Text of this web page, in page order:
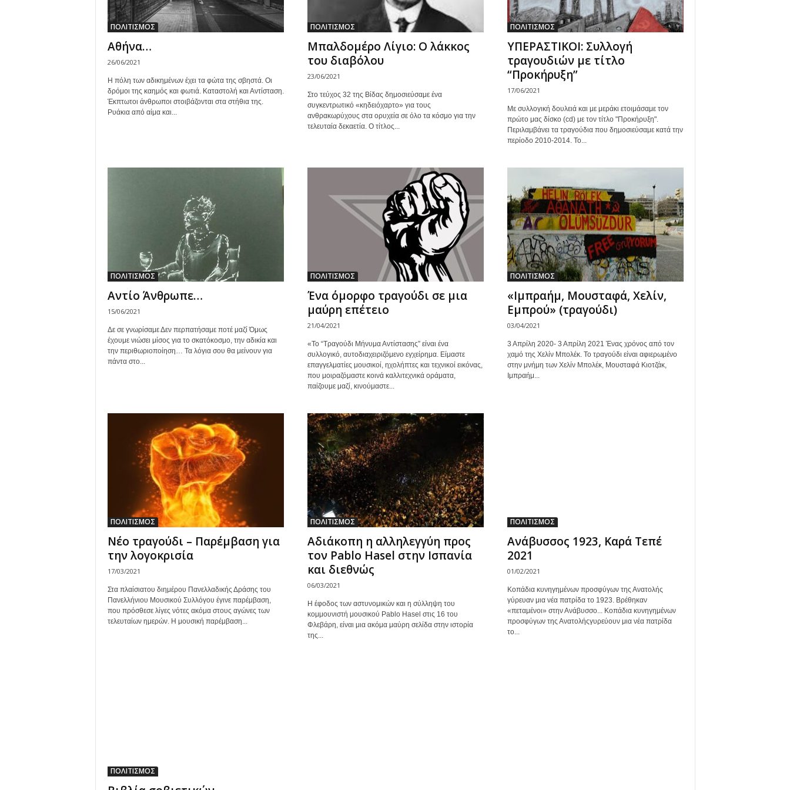
ΠΟΛΙΤΙΣΜΟΣ
Αθήνα…
26/06/2021
Η πόλη των αδικημένων έχει τα φώτα της σβηστά. Οι
δρόμοι της καημός και φωτιά. Καταστολή και Αντίσταση.
Έκπτωτοι άνθρωποι στοιβάζονται στα στήθια της.
Ρυάκια από αίμα και...
ΠΟΛΙΤΙΣΜΟΣ
Μπαλδομέρο Λίγιο: Ο λάκκος
του διαβόλου
23/06/2021
Στο τεύχος 32 της Βίδας δημοσιεύσαμε ένα
συγκεντρωτικό «κηδειόχαρτο» για τους
ανθρακωρύχους στα ορυχεία σε όλο τα κόσμο για την
τελευταία δεκαετία. Ο τίτλος...
ΠΟΛΙΤΙΣΜΟΣ
ΥΠΕΡΑΣΤΙΚΟΙ: Συλλογή
τραγουδιών με τίτλο
“Προκήρυξη”
17/06/2021
Με συλλογική δουλειά και με μεράκι ετοιμάσαμε τον
πρώτο μας δίσκο (cd) με τον τίτλο "Προκήρυξη".
Περιλαμβάνει τα τραγούδια που δημοσιεύσαμε κατά την
περίοδο 2010-2014. Το...
ΠΟΛΙΤΙΣΜΟΣ
Αντίο Άνθρωπε…
15/06/2021
Δε σε γνωρίσαμε Δεν περπατήσαμε ποτέ μαζί Όμως
έχουμε νιώσει μίσος για το σκατόκοσμο, την αδικία και
την περιθωριοποίηση… Τα λόγια σου θα μείνουν για
πάντα στο...
ΠΟΛΙΤΙΣΜΟΣ
Ένα όμορφο τραγούδι σε μια
μαύρη επέτειο
21/04/2021
«Το “Τραγούδι Μήνυμα Αντίστασης” είναι ένα
συλλογικό, αυτοδιαχειριζόμενο εγχείρημα. Είμαστε
επαγγελματίες μουσικοί, ηχολήπτες και τεχνικοί εικόνας,
που μοιραζόμαστε κοινά καλλιτεχνικά οράματα,
παίζουμε μαζί, κινούμαστε...
ΠΟΛΙΤΙΣΜΟΣ
«Ιμπραήμ, Μουσταφά, Χελίν,
Εμπρού» (τραγούδι)
03/04/2021
3 Απρίλη 2020- 3 Απρίλη 2021 Ένας χρόνος από τον
χαμό της Χελίν Μπολέκ. Το τραγούδι είναι αφιερωμένο
στην μνήμη των Χελίν Μπολέκ, Μουσταφά Κιοτζάκ,
Ιμπραήμ...
ΠΟΛΙΤΙΣΜΟΣ
Νέο τραγούδι – Παρέμβαση για
την λογοκρισία
17/03/2021
Στα πλαίσιατου διημέρου Πανελλαδικής Δράσης του
Πανελλήνιου Μουσικού Συλλόγου έγινε παρέμβαση,
που πρόσθεσε λίγες νότες ακόμα στους αγώνες των
τελευταίων ημερών. Η μουσική παρέμβαση...
ΠΟΛΙΤΙΣΜΟΣ
Αδιάκοπη η αλληλεγγύη προς
τον Pablo Hasel στην Ισπανία
και διεθνώς
06/03/2021
Η έφοδος των αστυνομικών και η σύλληψη του
κομμουνιστή μουσικού Pablo Hasel στις 16 του
Φλεβάρη, είναι μια ακόμα μαύρη σελίδα στην ιστορία
της...
ΠΟΛΙΤΙΣΜΟΣ
Ανάβυσσος 1923, Καρά Τεπέ
2021
01/02/2021
Κοπάδια κυνηγημένων προσφύγων της Ανατολής
γύρευαν μια νέα πατρίδα το 1923. Βρέθηκαν
«πεταμένοι» στην Ανάβυσσο... Κοπάδια κυνηγημένων
προσφύγων της Ανατολήςγυρεύουν μια νέα πατρίδα
το...
ΠΟΛΙΤΙΣΜΟΣ